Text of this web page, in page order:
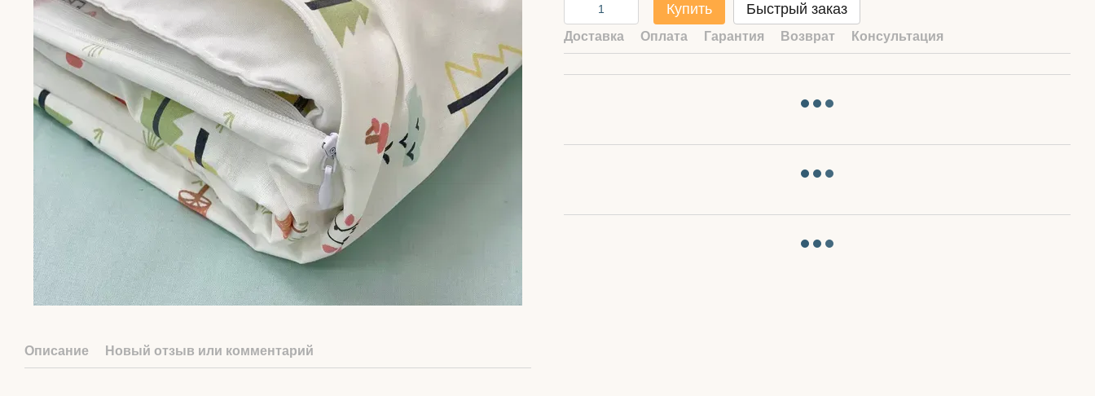
Описание Новый отзыв или комментарий
Купить Быстрый заказ
Доставка Оплата Гарантия Возврат Консультация